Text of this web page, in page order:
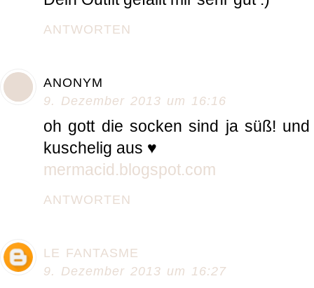
ANTWORTEN
ANONYM
9. Dezember 2013 um 16:16
oh gott die socken sind ja süß!
kuschelig aus ♥
mermacid.blogspot.com
ANTWORTEN
LE FANTASME
9. Dezember 2013 um 16:27